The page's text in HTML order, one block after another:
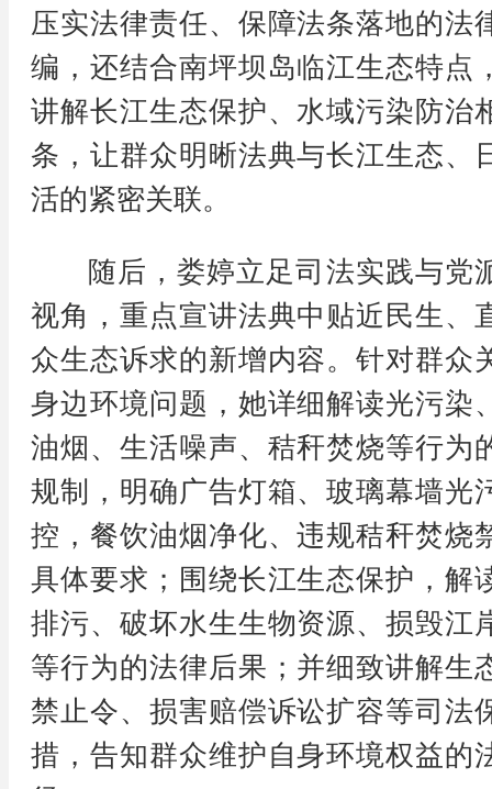
压实法律责任、保障法条落地的法
编，还结合南坪坝岛临江生态特点
讲解长江生态保护、水域污染防治
条，让群众明晰法典与长江生态、
活的紧密关联。
随后，娄婷立足司法实践与党
视角，重点宣讲法典中贴近民生、
众生态诉求的新增内容。针对群众
身边环境问题，她详细解读光污染
油烟、生活噪声、秸秆焚烧等行为
规制，明确广告灯箱、玻璃幕墙光
控，餐饮油烟净化、违规秸秆焚烧
具体要求；围绕长江生态保护，解
排污、破坏水生生物资源、损毁江
等行为的法律后果；并细致讲解生
禁止令、损害赔偿诉讼扩容等司法
措，告知群众维护自身环境权益的